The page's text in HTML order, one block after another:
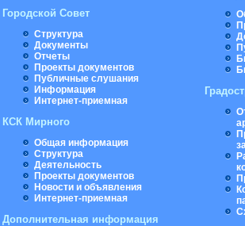
Городской Совет
Структура
Документы
Отчеты
Проекты документов
Публичные слушания
Информация
Интернет-приемная
КСК Мирного
Общая информация
Структура
Деятельность
Проекты документов
Новости и объявления
Интернет-приемная
Дополнительная информация